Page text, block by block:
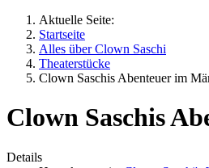
Aktuelle Seite:
Startseite
Alles über Clown Saschi
Theaterstücke
Clown Saschis Abenteuer im
Clown Saschis
Details